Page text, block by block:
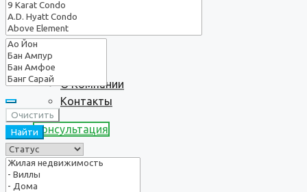
О нас
О Компании
Контакты
Консультация
Очистить
Найти